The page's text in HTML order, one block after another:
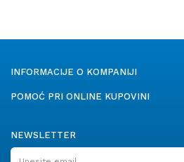
INFORMACIJE O KOMPANIJI
POMOĆ PRI ONLINE KUPOVINI
NEWSLETTER